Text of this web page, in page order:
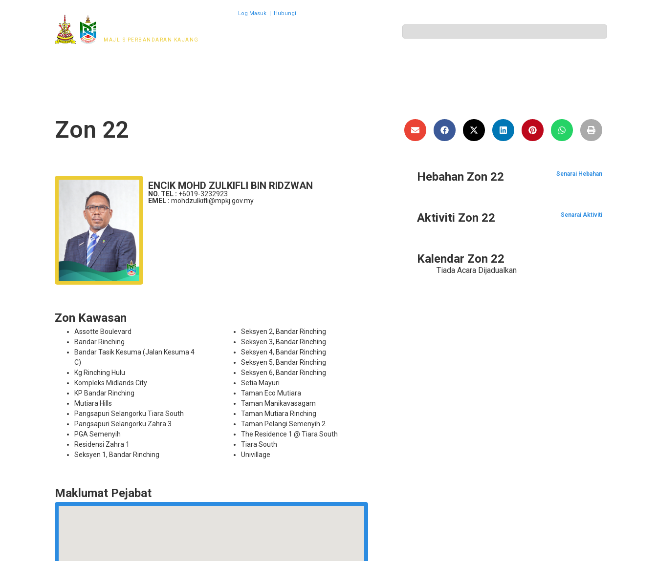
MAJLIS PERBANDARAN KAJANG
Log Masuk| Hubungi
Zon 22
ENCIK MOHD ZULKIFLI BIN RIDZWAN
NO. TEL : +6019-3232923
EMEL : mohdzulkifli@mpkj.gov.my
Zon Kawasan
Assotte Boulevard
Bandar Rinching
Bandar Tasik Kesuma (Jalan Kesuma 4
C)
Kg Rinching Hulu
Kompleks Midlands City
KP Bandar Rinching
Mutiara Hills
Pangsapuri Selangorku Tiara South
Pangsapuri Selangorku Zahra 3
PGA Semenyih
Residensi Zahra 1
Seksyen 1, Bandar Rinching
Seksyen 2, Bandar Rinching
Seksyen 3, Bandar Rinching
Seksyen 4, Bandar Rinching
Seksyen 5, Bandar Rinching
Seksyen 6, Bandar Rinching
Setia Mayuri
Taman Eco Mutiara
Taman Manikavasagam
Taman Mutiara Rinching
Taman Pelangi Semenyih 2
The Residence 1 @ Tiara South
Tiara South
Univillage
Maklumat Pejabat
Hebahan Zon 22 Senarai Hebahan
Aktiviti Zon 22 Senarai Aktiviti
Kalendar Zon 22
Tiada Acara Dijadualkan